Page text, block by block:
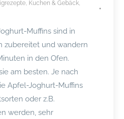
, Kuchen & Gebäck,
Muffins sind in
zubereitet und wandern
in den Ofen.
am besten. Je nach
Apfel-Joghurt-Muffins
oder z.B.
werden, sehr